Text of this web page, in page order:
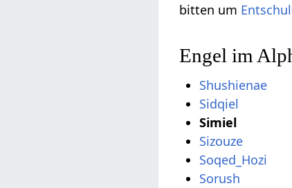
bitten um
Engel im
Shushienae
Sidqiel
Simiel
Sizouze
Soqed_Hozi
Sorush